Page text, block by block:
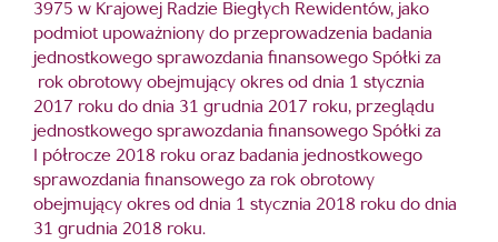
3975 w Krajowej Radzie Biegłych Rewidentów, jako
podmiot upoważniony do przeprowadzenia badania
jednostkowego sprawozdania finansowego Spółki za
rok obrotowy obejmujący okres od dnia 1 stycznia
2017 roku do dnia 31 grudnia 2017 roku, przeglądu
jednostkowego sprawozdania finansowego Spółki za
I półrocze 2018 roku oraz badania jednostkowego
sprawozdania finansowego za rok obrotowy
obejmujący okres od dnia 1 stycznia 2018 roku do dnia
31 grudnia 2018 roku.